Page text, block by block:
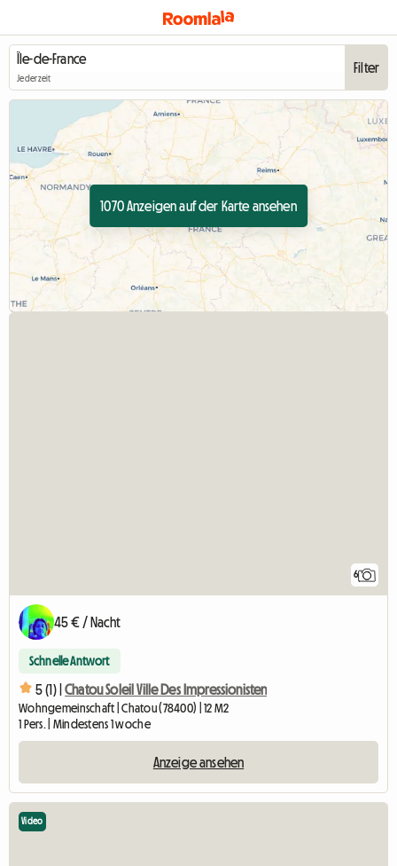
Jederzeit
Filter
1070 Anzeigen auf der Karte ansehen
6
45 € / Nacht
Schnelle Antwort
5 (1) | Chatou Soleil Ville Des Impressionisten
Wohngemeinschaft | Chatou (78400) | 12 M2
1 Pers. | Mindestens 1 woche
Anzeige ansehen
Video